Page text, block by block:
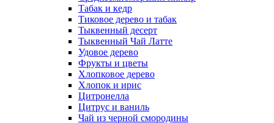
Табак и кедр
Тиковое дерево и табак
Тыквенный десерт
Тыквенный Чай Латте
Удовое дерево
Фрукты и цветы
Хлопковое дерево
Хлопок и ирис
Цитронелла
Цитрус и ваниль
Чай из черной смородины